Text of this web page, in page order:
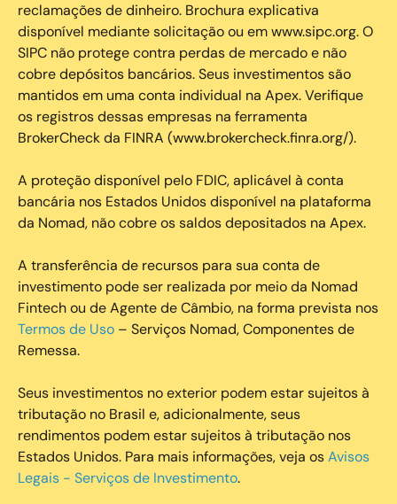
reclamações de dinheiro. Brochura explicativa
disponível mediante solicitação ou em www.sipc.org. O
SIPC não protege contra perdas de mercado e não
cobre depósitos bancários. Seus investimentos são
mantidos em uma conta individual na Apex. Verifique
os registros dessas empresas na ferramenta
BrokerCheck da FINRA (www.brokercheck.finra.org/).
A proteção disponível pelo FDIC, aplicável à conta
bancária nos Estados Unidos disponível na plataforma
da Nomad, não cobre os saldos depositados na Apex.
A transferência de recursos para sua conta de
investimento pode ser realizada por meio da Nomad
Fintech ou de Agente de Câmbio, na forma prevista nos
Termos de Uso – Serviços Nomad, Componentes de
Remessa.
Seus investimentos no exterior podem estar sujeitos à
tributação no Brasil e, adicionalmente, seus
rendimentos podem estar sujeitos à tributação nos
Estados Unidos. Para mais informações, veja osAvisos
Legais - Serviços de Investimento.